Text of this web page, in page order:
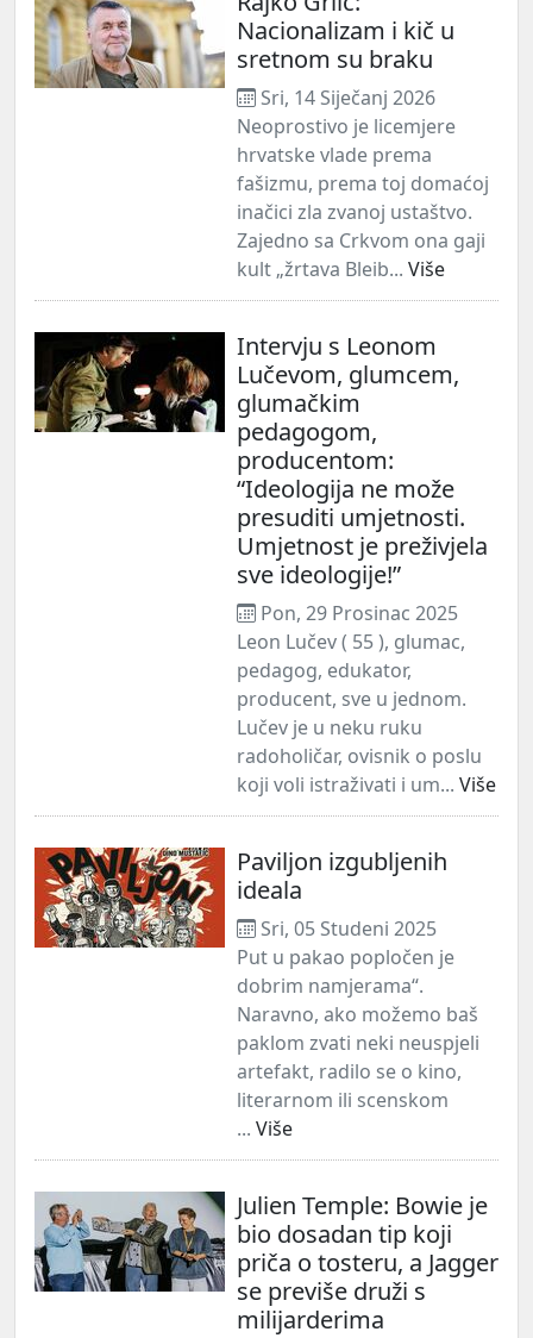
Nacionalizam i kič u
sretnom su braku
Sri, 14 Siječanj 2026
Neoprostivo je licemjere
hrvatske vlade prema
fašizmu, prema toj domaćoj
inačici zla zvanoj ustaštvo.
Zajedno sa Crkvom ona gaji
kult „žrtava Bleib... Više
Intervju s Leonom
Lučevom, glumcem,
glumačkim
pedagogom,
producentom:
“Ideologija ne može
presuditi umjetnosti.
Umjetnost je preživjela
sve ideologije!”
Pon, 29 Prosinac 2025
Leon Lučev ( 55 ), glumac,
pedagog, edukator,
producent, sve u jednom.
Lučev je u neku ruku
radoholičar, ovisnik o poslu
koji voli istraživati i um... Više
Paviljon izgubljenih
ideala
Sri, 05 Studeni 2025
Put u pakao popločen je
dobrim namjerama“.
Naravno, ako možemo baš
paklom zvati neki neuspjeli
artefakt, radilo se o kino,
literarnom ili scenskom
... Više
Julien Temple: Bowie je
bio dosadan tip koji
priča o tosteru, a Jagger
se previše druži s
milijarderima